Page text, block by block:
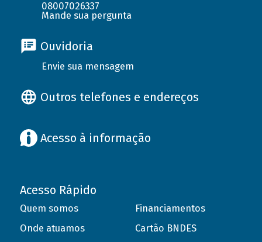
08007026337
Mande sua pergunta
Ouvidoria
Envie sua mensagem
Outros telefones e endereços
Acesso à informação
Acesso Rápido
Quem somos
Onde atuamos
Financiamentos
Cartão BNDES